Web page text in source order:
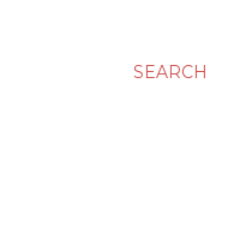
SEARCH